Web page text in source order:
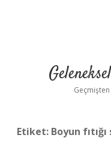
Etiket: Boyun